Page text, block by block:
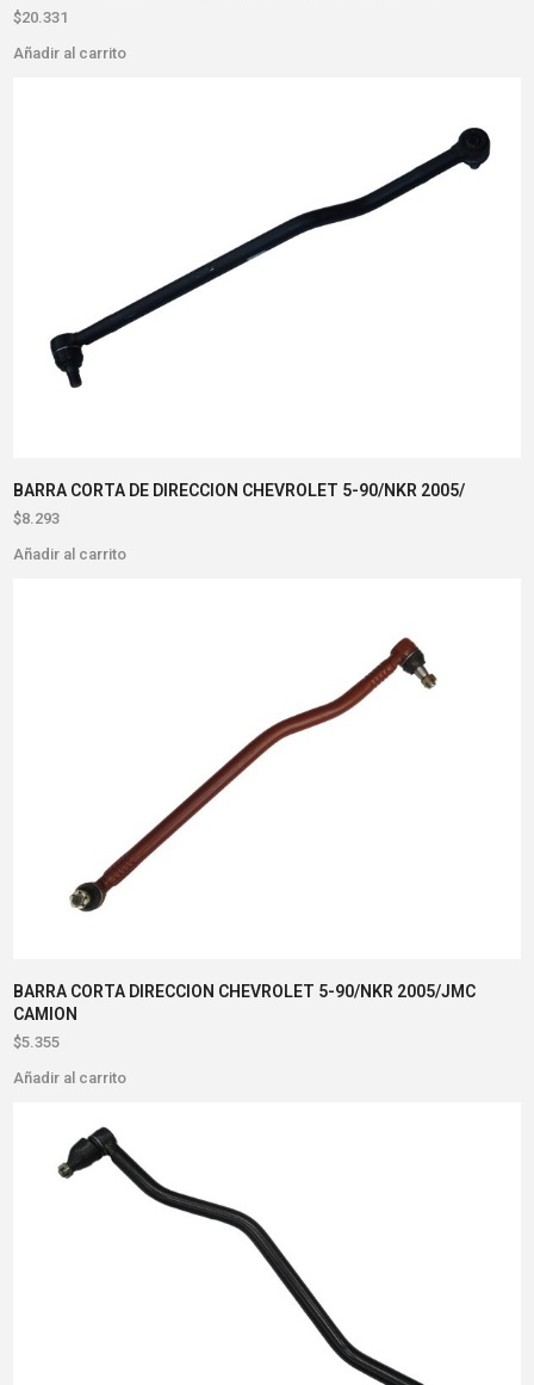
$20.331
Añadir al carrito
BARRA CORTA DE DIRECCION CHEVROLET 5-90/NKR 2005/
$8.293
Añadir al carrito
BARRA CORTA DIRECCION CHEVROLET 5-90/NKR 2005/JMC
CAMION
$5.355
Añadir al carrito